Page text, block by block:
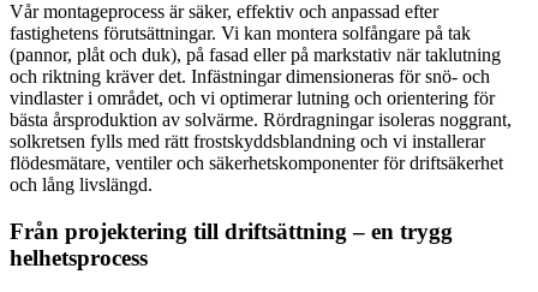
Vår montageprocess är säker, effektiv och anpassad efter
fastighetens förutsättningar. Vi kan montera solfångare på tak
(pannor, plåt och duk), på fasad eller på markstativ när taklutning
och riktning kräver det. Infästningar dimensioneras för snö- och
vindlaster i området, och vi optimerar lutning och orientering för
bästa årsproduktion av solvärme. Rördragningar isoleras noggrant,
solkretsen fylls med rätt frostskyddsblandning och vi installerar
flödesmätare, ventiler och säkerhetskomponenter för driftsäkerhet
och lång livslängd.
Från projektering till driftsättning – en trygg
helhetsprocess